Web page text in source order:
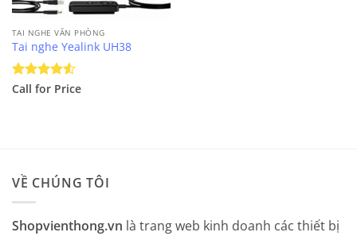
TAI NGHE VĂN PHÒNG
Tai nghe Yealink UH38
Được xếp
Call for Price
VỀ CHÚNG TÔI
Shopvienthong.vn là trang web kinh doanh các thiết bị